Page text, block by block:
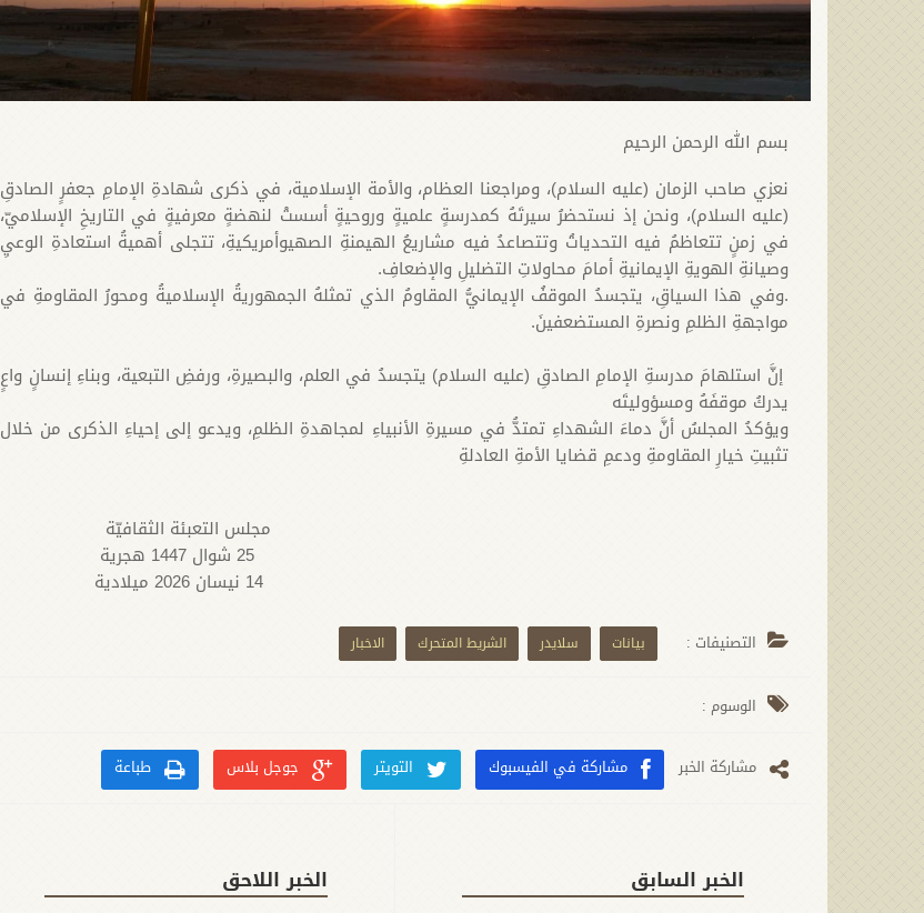
بسم الله الرحمن الرحيم
نعزي صاحب الزمان (عليه السلام)، ومراجعنا العظام، والأمة الإسلامية، ​في ذكرى شهادةِ الإمامِ جعفرٍ الصادقِ
(عليه السلام)، ونحن إذ نستحضرُ سيرتَهُ كمدرسةٍ علميةٍ وروحيةٍ أسستْ لنهضةٍ معرفيةٍ في التاريخِ الإسلاميّ،
في زمنٍ تتعاظمُ فيه التحدياتُ وتتصاعدُ فيه مشاريعُ الهيمنةِ الصهيوأمريكيةِ، تتجلى أهميةُ استعادةِ الوعيِ
وصيانةِ الهويةِ الإيمانيةِ أمامَ محاولاتِ التضليلِ والإضعافِ.
.وفي هذا السياقِ، يتجسدُ الموقفُ الإيمانيُّ المقاومُ الذي تمثلهُ الجمهوريةُ الإسلاميةُ ومحورُ المقاومةِ في
مواجهةِ الظلمِ ونصرةِ المستضعفينَ.
إنَّ استلهامَ مدرسةِ الإمامِ الصادقِ (عليه السلام) يتجسدُ في العلم، والبصيرةِ، ورفضِ التبعية، وبناءِ إنسانٍ واعٍ
يدركُ موقفَهُ ومسؤوليتَه
ويؤكدُ المجلسُ أنَّ دماءَ الشهداءِ تمتدُّ في مسيرةِ الأنبياءِ لمجاهدةِ الظلمِ، ويدعو إلى إحياءِ الذكرى من خلال
تثبيتِ خيارِ المقاومةِ ودعمِ قضايا الأمةِ العادلةِ
مجلس التعبئة الثقافيّة
14 نيسان 2026 ميلادية
التصنيفات : بيانات سلايدر الشريط المتحرك الاخبار
الوسوم :
مشارکة الخبر مشاركة في الفيسبوك التويتر جوجل بلاس طباعة
الخبر السابق الخبر اللاحق